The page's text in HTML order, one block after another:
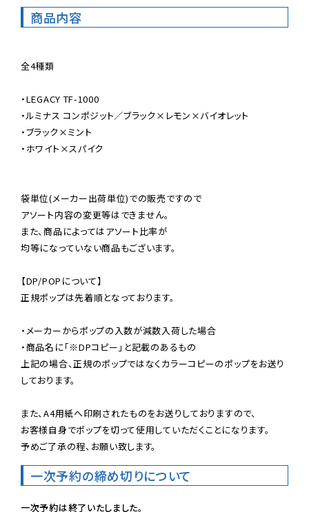
商品内容
全4種類
・LEGACY TF-1000
・ルミナス コンポジット／ブラック×レモン×バイオレット
・ブラック×ミント
・ホワイト×スパイク
袋単位(メーカー出荷単位)での販売ですので
アソート内容の変更等はできません。
また、商品によってはアソート比率が
均等になっていない商品もございます。
【DP/POPについて】
正規ポップは先着順となっております。
・メーカーからポップの入数が減数入荷した場合
・商品名に「※DPコピー」と記載のあるもの
上記の場合、正規のポップではなくカラーコピーのポップをお送り
しております。
また、A4用紙へ印刷されたものをお送りしておりますので、
お客様自身でポップを切って使用していただくことになります。
予めご了承の程、お願い致します。
一次予約の締め切りについて
一次予約は終了いたしました。